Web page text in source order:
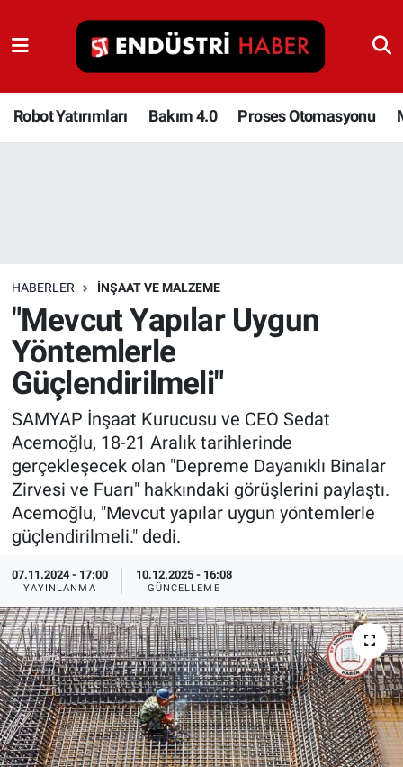
Robot Yatırımları Bakım 4.0 Proses Otomasyonu
HABERLER İNŞAAT VE MALZEME
"Mevcut Yapılar Uygun
Yöntemlerle
Güçlendirilmeli"
SAMYAP İnşaat Kurucusu ve CEO Sedat
Acemoğlu, 18-21 Aralık tarihlerinde
gerçekleşecek olan "Depreme Dayanıklı Binalar
Zirvesi ve Fuarı" hakkındaki görüşlerini paylaştı.
Acemoğlu, "Mevcut yapılar uygun yöntemlerle
güçlendirilmeli." dedi.
07.11.2024 - 17:00
YAYINLANMA
10.12.2025 - 16:08
GÜNCELLEME
Robot Yatırımları
Bakım 4.0
Depolama Çözümleri
İnşaat ve Malzeme
HaberOrtak
EndüstriST
Enerjisini Üreten Fabrikalar
Endüstri 4.0 Uygulamaları
Ağır Sanayi Çözümleri